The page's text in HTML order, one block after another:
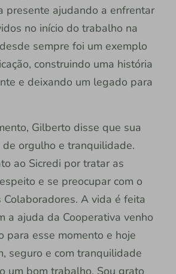
presente ajudando a enfrentar
no início do trabalho na
sempre foi um exemplo
construindo uma história
e deixando um legado para
Gilberto disse que sua
orgulho e tranquilidade.
ao Sicredi por tratar as
e se preocupar com o
A vida é feita
a ajuda da Cooperativa venho
para esse momento e hoje
seguro e com tranquilidade
um bom trabalho. Sou grato